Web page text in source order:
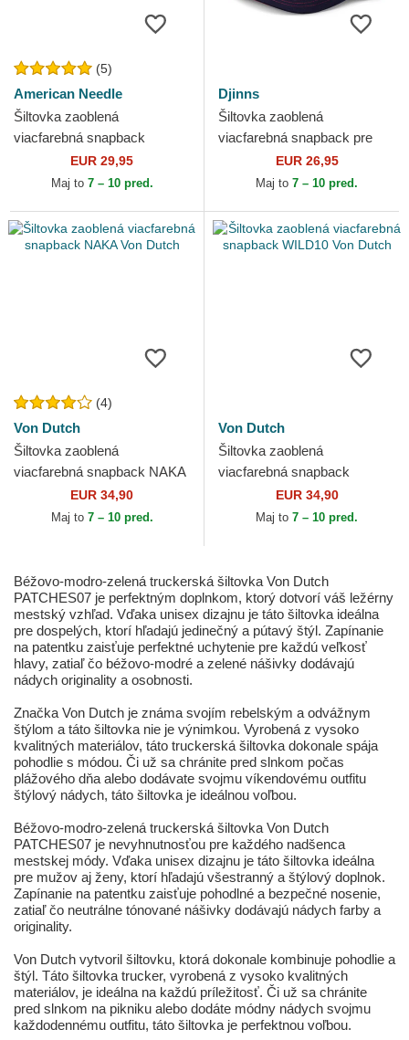
(5)
American Needle
Šiltovka zaoblená
viacfarebná snapback
California Sinclair American
Needle
EUR 29,95
Maj to 7 – 10 pred.
Djinns
Šiltovka zaoblená
viacfarebná snapback pre
deti Rocket Ice Food Djinns
EUR 26,95
Maj to 7 – 10 pred.
(4)
Von Dutch
Šiltovka zaoblená
viacfarebná snapback NAKA
Von DutchEUR 34,90
Maj to 7 – 10 pred.
Von Dutch
Šiltovka zaoblená
viacfarebná snapback
WILD10 Von Dutch
EUR 34,90
Maj to 7 – 10 pred.
Béžovo-modro-zelená truckerská šiltovka Von Dutch
PATCHES07 je perfektným doplnkom, ktorý dotvorí váš ležérny
mestský vzhľad. Vďaka unisex dizajnu je táto šiltovka ideálna
pre dospelých, ktorí hľadajú jedinečný a pútavý štýl. Zapínanie
na patentku zaisťuje perfektné uchytenie pre každú veľkosť
hlavy, zatiaľ čo béžovo-modré a zelené nášivky dodávajú
nádych originality a osobnosti.
Značka Von Dutch je známa svojím rebelským a odvážnym
štýlom a táto šiltovka nie je výnimkou. Vyrobená z vysoko
kvalitných materiálov, táto truckerská šiltovka dokonale spája
pohodlie s módou. Či už sa chránite pred slnkom počas
plážového dňa alebo dodávate svojmu víkendovému outfitu
štýlový nádych, táto šiltovka je ideálnou voľbou.
Béžovo-modro-zelená truckerská šiltovka Von Dutch
PATCHES07 je nevyhnutnosťou pre každého nadšenca
mestskej módy. Vďaka unisex dizajnu je táto šiltovka ideálna
pre mužov aj ženy, ktorí hľadajú všestranný a štýlový doplnok.
Zapínanie na patentku zaisťuje pohodlné a bezpečné nosenie,
zatiaľ čo neutrálne tónované nášivky dodávajú nádych farby a
originality.
Von Dutch vytvoril šiltovku, ktorá dokonale kombinuje pohodlie a
štýl. Táto šiltovka trucker, vyrobená z vysoko kvalitných
materiálov, je ideálna na každú príležitosť. Či už sa chránite
pred slnkom na pikniku alebo dodáte módny nádych svojmu
každodennému outfitu, táto šiltovka je perfektnou voľbou.